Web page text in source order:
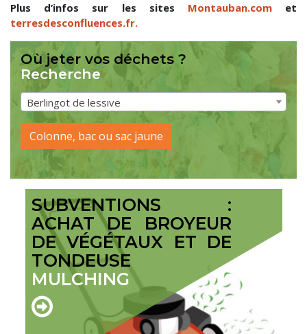
Plus d’infos sur les sites Montauban.comet
terresdesconfluences.fr.
Où jeter vos déchets ?
Recherche
Berlingot de lessive
Colonne, bac ou sac jaune
SUBVENTIONS :
ACHAT DE BROYEUR
DE VÉGÉTAUX ET DE
TONDEUSE
MULCHING